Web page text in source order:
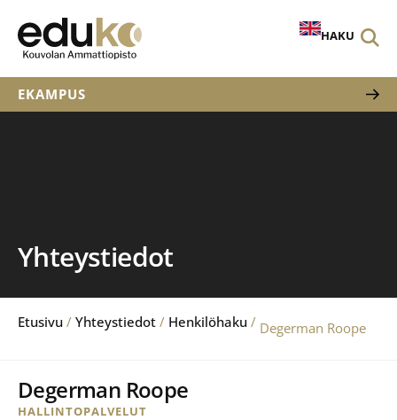
HAKU
EKAMPUS
Yhteystiedot
Etusivu / Yhteystiedot / Henkilöhaku / Degerman Roope
Degerman Roope
HALLINTOPALVELUT